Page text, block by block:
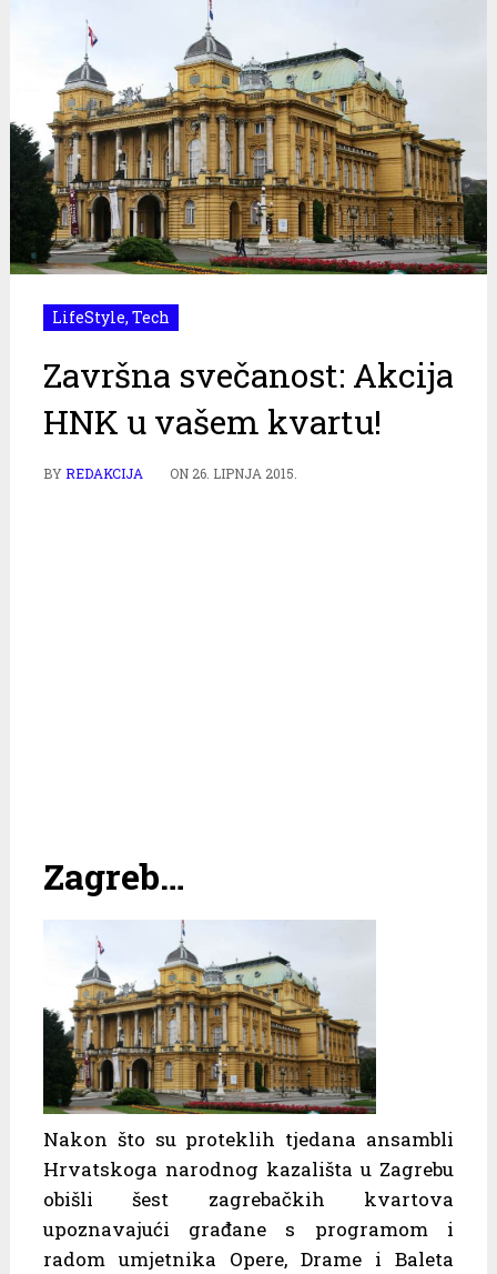
LifeStyle, Tech
Završna svečanost: Akcija
HNK u vašem kvartu!
BYREDAKCIJA ON26. LIPNJA 2015.
Zagreb…
Nakon što su proteklih tjedana ansambli
Hrvatskoga narodnog kazališta u Zagrebu
obišli šest zagrebačkih kvartova
upoznavajući građane s programom i
radom umjetnika Opere, Drame i Baleta